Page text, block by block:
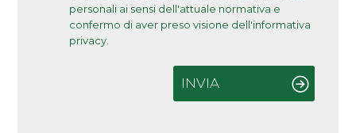
personali ai sensi dell'attuale normativa e
confermo di aver preso visione dell'informativa
privacy.
INVIA